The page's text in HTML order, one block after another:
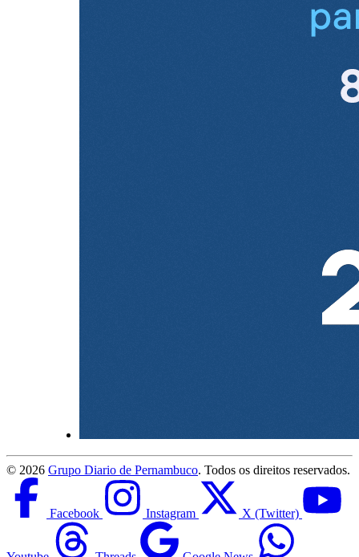
© 2026 Grupo Diario de Pernambuco. Todos os direitos reservados.
Facebook Instagram X (Twitter)